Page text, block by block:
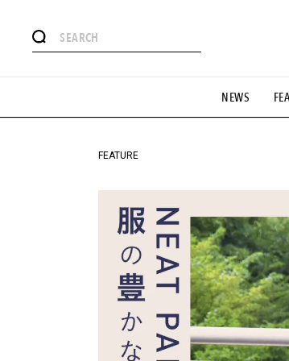
NEWS
#憧れの逸品
#GH 銘品の所以 #フイナムのYouTube
#HANDSOME HANDBOOK
FEATURE